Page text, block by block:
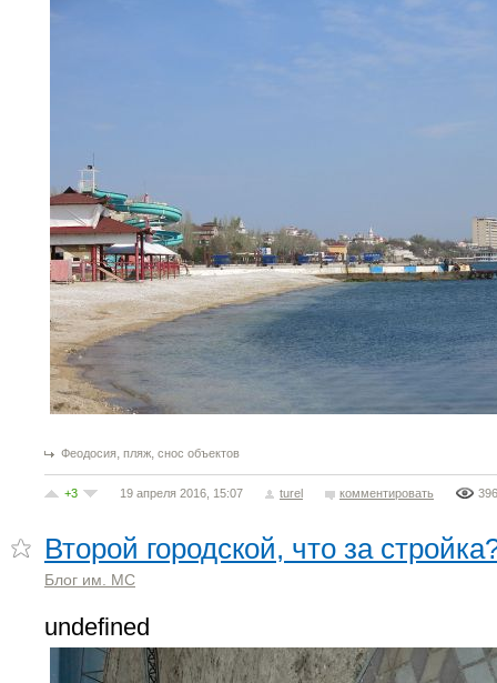
Феодосия, пляж, снос объектов
+3 19 апреля 2016, 15:07 turel комментировать
Второй городской, что за
Блог им. МС
undefined